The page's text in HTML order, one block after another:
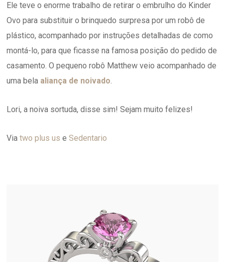
Ele teve o enorme trabalho de retirar o embrulho do Kinder
Ovo para substituir o brinquedo surpresa por um robô de
plástico, acompanhado por instruções detalhadas de como
montá-lo, para que ficasse na famosa posição do pedido de
casamento. O pequeno robô Matthew veio acompanhado de
uma bela aliança de noivado.
Lori, a noiva sortuda, disse sim! Sejam muito felizes!
Viatwo plus us eSedentario